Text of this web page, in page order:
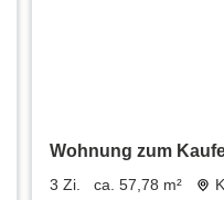
Wohnung zum
m²
3 Zi. ca. 57,78 m²